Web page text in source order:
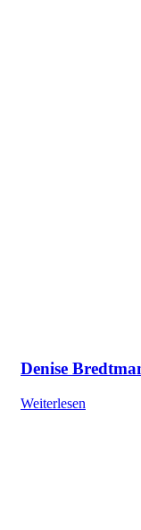
Denise
Weiterlesen